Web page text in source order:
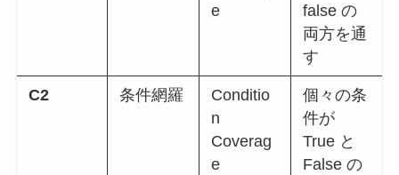
e
false の
両方を通
す
C2 条件網羅
Conditio
n
Coverag
e
個々の条
件が
True と
False の